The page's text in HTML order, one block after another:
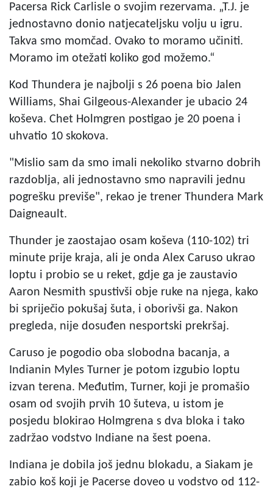
Pacersa Rick Carlisle o svojim rezervama. „T.J. je
jednostavno donio natjecateljsku volju u igru.
Takva smo momčad. Ovako to moramo učiniti.
Moramo im otežati koliko god možemo.“
Kod Thundera je najbolji s 26 poena bio Jalen
Williams, Shai Gilgeous-Alexander je ubacio 24
koševa. Chet Holmgren postigao je 20 poena i
uhvatio 10 skokova.
"Mislio sam da smo imali nekoliko stvarno dobrih
razdoblja, ali jednostavno smo napravili jednu
pogrešku previše", rekao je trener Thundera Mark
Daigneault.
Thunder je zaostajao osam koševa (110-102) tri
minute prije kraja, ali je onda Alex Caruso ukrao
loptu i probio se u reket, gdje ga je zaustavio
Aaron Nesmith spustivši obje ruke na njega, kako
bi spriječio pokušaj šuta, i oborivši ga. Nakon
pregleda, nije dosuđen nesportski prekršaj.
Caruso je pogodio oba slobodna bacanja, a
Indianin Myles Turner je potom izgubio loptu
izvan terena. Međutim, Turner, koji je promašio
osam od svojih prvih 10 šuteva, u istom je
posjedu blokirao Holmgrena s dva bloka i tako
zadržao vodstvo Indiane na šest poena.
Indiana je dobila još jednu blokadu, a Siakam je
zabio koš koji je Pacerse doveo u vodstvo od 112-